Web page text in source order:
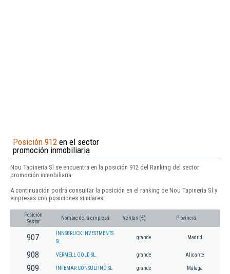
Posición 912 en el sector
promoción inmobiliaria
Nou Tapineria Sl se encuentra en la posición 912 del Ranking del sector
promoción inmobiliaria.
A continuación podrá consultar la posición en el ranking de Nou Tapineria Sl y
empresas con posiciones similares:
Posición
Sector
Nombre de la empresa Ventas (€) Provincia
907
INNSBRUCK INVESTMENTS
SL.
grande Madrid
908 VERMELL GOLD SL. grande Alicante
909 INFEMAR CONSULTING SL grande Málaga